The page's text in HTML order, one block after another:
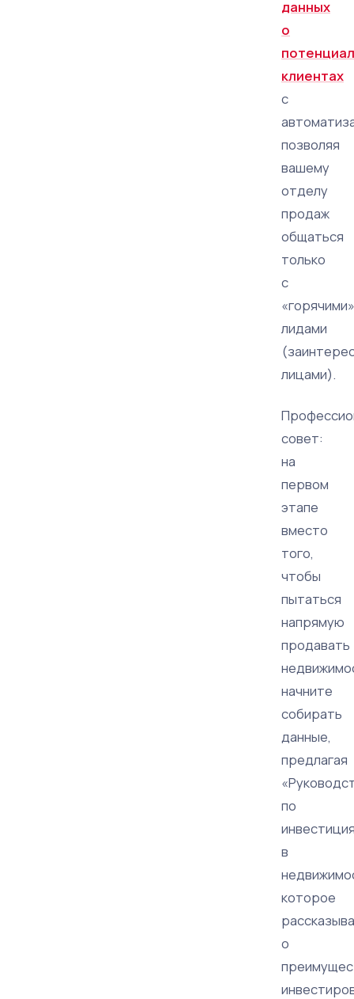
данных
о
клиентах
с
позволяя
вашему
отделу
продаж
общаться
только
с
«горячими»
лидами
лицами).
совет:
на
первом
этапе
вместо
того,
чтобы
пытаться
напрямую
продавать
начните
собирать
данные,
предлагая
по
в
которое
о